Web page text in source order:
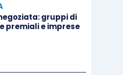
di cui al punto precedente
base del rapporto tra
risorse stanziate (pari,
1,5 milioni di euro per il
complessivo delle
gruppi di
premiali e imprese